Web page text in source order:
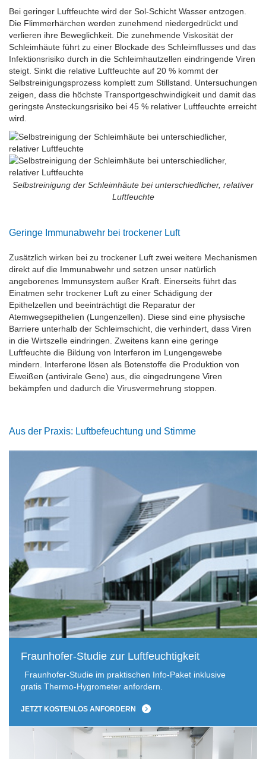
Bei geringer Luftfeuchte wird der Sol-Schicht Wasser entzogen.
Die Flimmerhärchen werden zunehmend niedergedrückt und
verlieren ihre Beweglichkeit. Die zunehmende Viskosität der
Schleimhäute führt zu einer Blockade des Schleimflusses und das
Infektionsrisiko durch in die Schleimhautzellen eindringende Viren
steigt. Sinkt die relative Luftfeuchte auf 20 % kommt der
Selbstreinigungsprozess komplett zum Stillstand. Untersuchungen
zeigen, dass die höchste Transportgeschwindigkeit und damit das
geringste Ansteckungsrisiko bei 45 % relativer Luftfeuchte erreicht
wird.
Selbstreinigung der Schleimhäute bei unterschiedlicher, relativer
Luftfeuchte
Geringe Immunabwehr bei trockener Luft
Zusätzlich wirken bei zu trockener Luft zwei weitere Mechanismen
direkt auf die Immunabwehr und setzen unser natürlich
angeborenes Immunsystem außer Kraft. Einerseits führt das
Einatmen sehr trockener Luft zu einer Schädigung der
Epithelzellen und beeinträchtigt die Reparatur der
Atemwegsepithelien (Lungenzellen). Diese sind eine physische
Barriere unterhalb der Schleimschicht, die verhindert, dass Viren
in die Wirtszelle eindringen. Zweitens kann eine geringe
Luftfeuchte die Bildung von Interferon im Lungengewebe
mindern. Interferone lösen als Botenstoffe die Produktion von
Eiweißen (antivirale Gene) aus, die eingedrungene Viren
bekämpfen und dadurch die Virusvermehrung stoppen.
Aus der Praxis: Luftbefeuchtung und Stimme
Fraunhofer-Studie zur Luftfeuchtigkeit
Fraunhofer-Studie im praktischen Info-Paket inklusive
gratis Thermo-Hygrometer anfordern.
JETZT KOSTENLOS ANFORDERN